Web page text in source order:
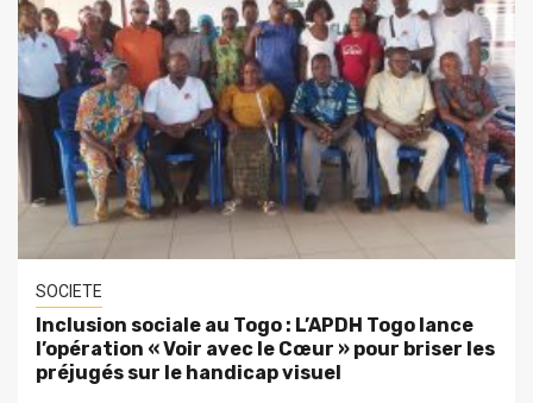
SOCIETE
Inclusion sociale au Togo : L’APDH Togo lance
l’opération « Voir avec le Cœur » pour briser les
préjugés sur le handicap visuel